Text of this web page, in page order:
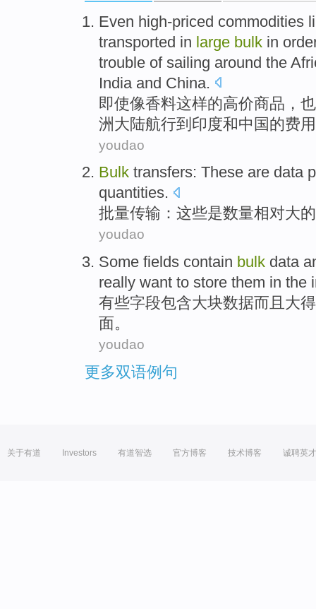
Even high-priced commodities
transported in large bulk in
trouble of sailing around the
India and China.
即使像香料这样的高价商品 ，也
洲 大陆航行到 印度和中国的费用
youdao
Bulk transfers: These are data
quantities.
批量传输 ： 这些是数量相对大的
youdao
Some fields contain bulk data
really want to store them in the
有些字段包含大块数据而且 大得
面。
youdao
更多双语例句
关于有道 Investors 有道智选 官方博客 技术博客 诚聘英才